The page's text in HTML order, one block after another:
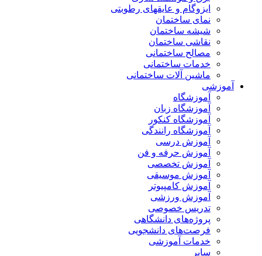
ایزوگام و عایقهای رطوبتی
نمای ساختمان
شیشه ساختمان
نقاشی ساختمان
مصالح ساختمانی
خدمات ساختمانی
ماشین آلات ساختمانی
آموزشی
آموزشگاه
آموزشگاه زبان
آموزشگاه کنکور
آموزشگاه رانندگی
آموزش درسی
آموزش حرفه و فن
آموزش تخصصی
آموزش موسیقی
آموزش کامپیوتر
آموزش ورزشی
تدریس خصوصی
پروژه‌های دانشگاهی
فرصت‌های دانشجویی
خدمات آموزشی
سایر